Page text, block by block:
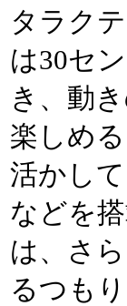
タラク
は30セ
き、動
楽しめ
活かし
などを
は、さ
るつも